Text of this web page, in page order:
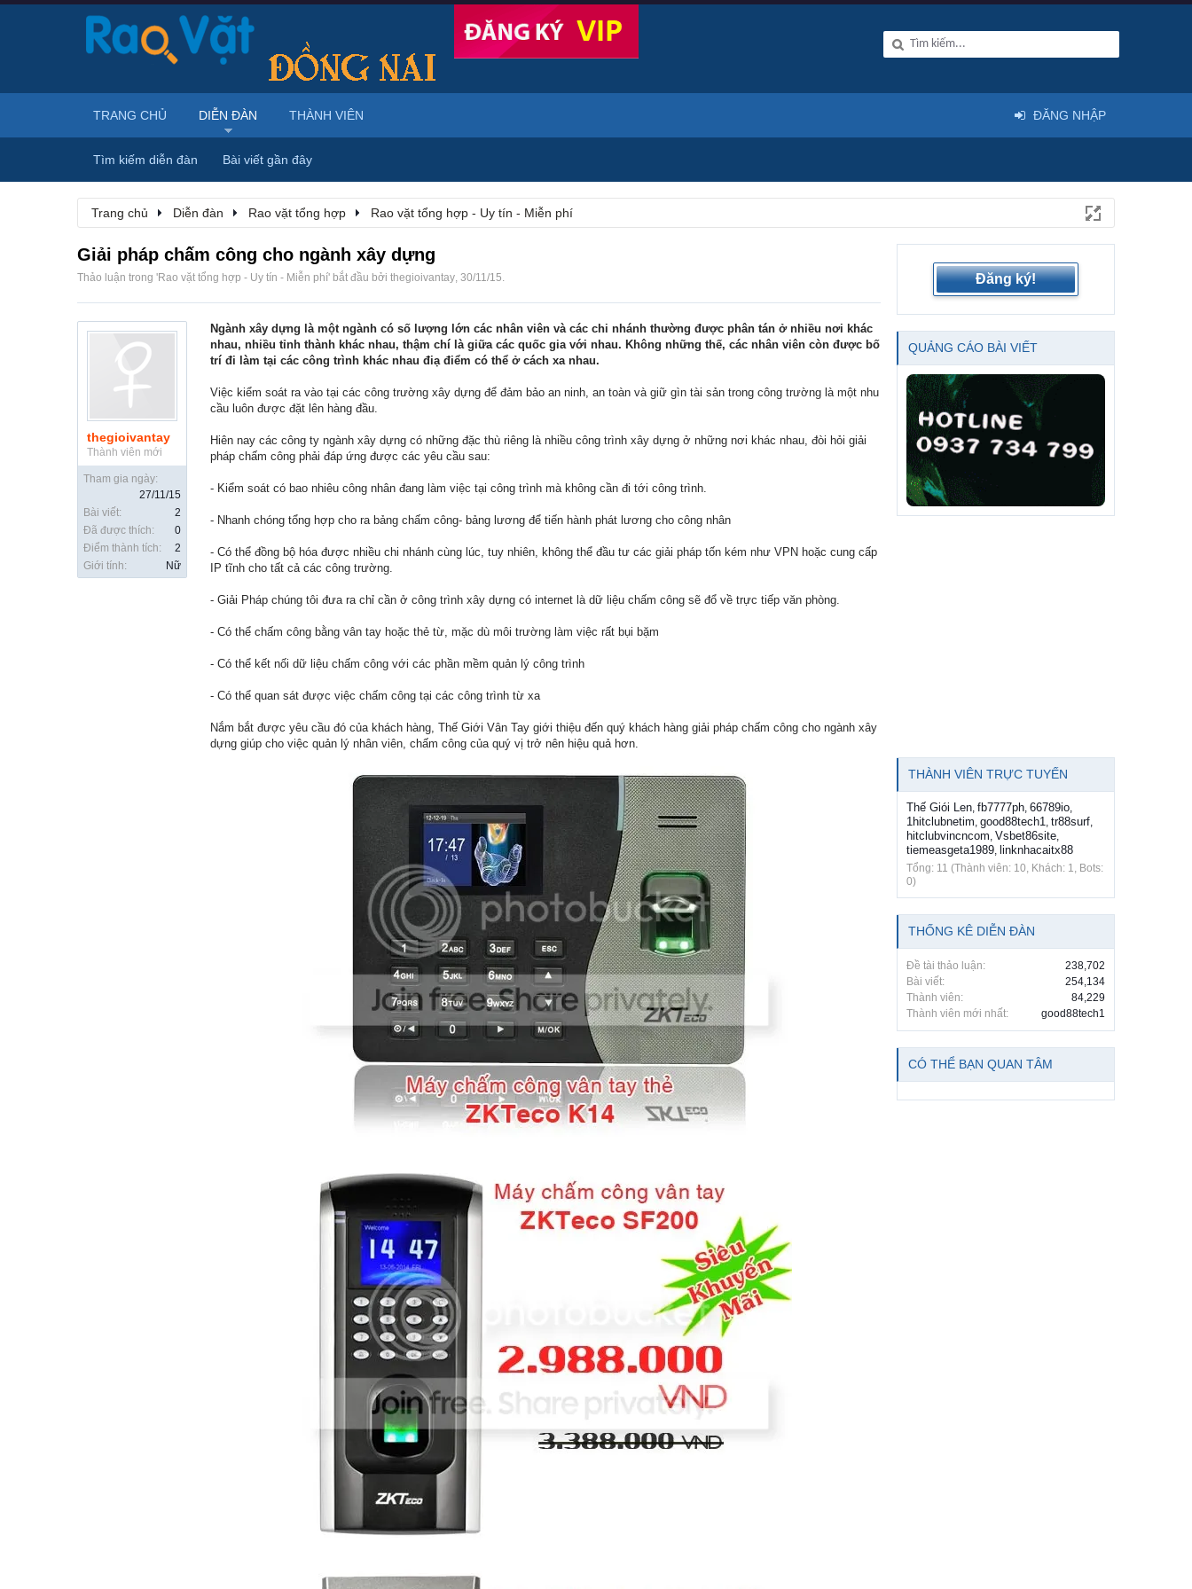
Trang chủ Diễn đàn Rao vặt tổng hợp Rao vặt tổng hợp - Uy tín - Miễn phí
Giải pháp chấm công cho ngành xây dựng
Thảo luận trong 'Rao vặt tổng hợp - Uy tín - Miễn phí' bắt đầu bởi thegioivantay, 30/11/15.
thegioivantay
Thành viên mới
Tham gia ngày:
27/11/15
Bài viết:
2
Đã được thích:
0
Điểm thành tích:
2
Giới tính:
Nữ
Ngành xây dựng là một ngành có số lượng lớn các nhân viên và các chi nhánh thường được phân tán ở nhiều nơi khác
nhau, nhiều tỉnh thành khác nhau, thậm chí là giữa các quốc gia với nhau. Không những thế, các nhân viên còn được bố
trí đi làm tại các công trình khác nhau điạ điểm có thể ở cách xa nhau.
Việc kiểm soát ra vào tại các công trường xây dựng để đảm bảo an ninh, an toàn và giữ gìn tài sản trong công trường là một nhu
cầu luôn được đặt lên hàng đầu.
Hiên nay các công ty ngành xây dựng có những đặc thù riêng là nhiều công trình xây dựng ở những nơi khác nhau, đòi hỏi giải
pháp chấm công phải đáp ứng được các yêu cầu sau:
- Kiểm soát có bao nhiêu công nhân đang làm việc tại công trình mà không cần đi tới công trình.
- Nhanh chóng tổng hợp cho ra bảng chấm công- bảng lương để tiến hành phát lương cho công nhân
- Có thể đồng bộ hóa được nhiều chi nhánh cùng lúc, tuy nhiên, không thể đầu tư các giải pháp tốn kém như VPN hoặc cung cấp
IP tĩnh cho tất cả các công trường.
- Giải Pháp chúng tôi đưa ra chỉ cần ở công trình xây dựng có internet là dữ liệu chấm công sẽ đổ về trực tiếp văn phòng.
- Có thể chấm công bằng vân tay hoặc thẻ từ, mặc dù môi trường làm việc rất bụi bặm
- Có thể kết nối dữ liệu chấm công với các phần mềm quản lý công trình
- Có thể quan sát được việc chấm công tại các công trình từ xa
Nắm bắt được yêu cầu đó của khách hàng, Thế Giới Vân Tay giới thiệu đến quý khách hàng giải pháp chấm công cho ngành xây
dựng giúp cho việc quản lý nhân viên, chấm công của quý vị trở nên hiệu quả hơn.
Đăng ký!
QUẢNG CÁO BÀI VIẾT
THÀNH VIÊN TRỰC TUYẾN
Thế Giói Len, fb7777ph, 66789io,
1hitclubnetim, good88tech1, tr88surf,
hitclubvincncom, Vsbet86site,
tiemeasgeta1989, linknhacaitx88
Tổng: 11 (Thành viên: 10, Khách: 1, Bots:
0)
THỐNG KÊ DIỄN ĐÀN
Đề tài thảo luận:
238,702
Bài viết:
254,134
Thành viên:
84,229
Thành viên mới nhất:
good88tech1
CÓ THỂ BẠN QUAN TÂM
TRANG CHỦ DIỄN ĐÀN
Tìm kiếm diễn đàn Bài viết gần đây
THÀNH VIÊN ĐĂNG NHẬP